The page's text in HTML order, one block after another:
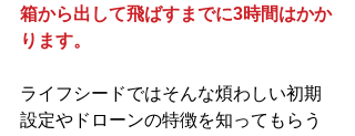
箱から出して飛ばすまでに3時間はかか
ります。
ライフシードではそんな煩わしい初期
設定やドローンの特徴を知ってもらう